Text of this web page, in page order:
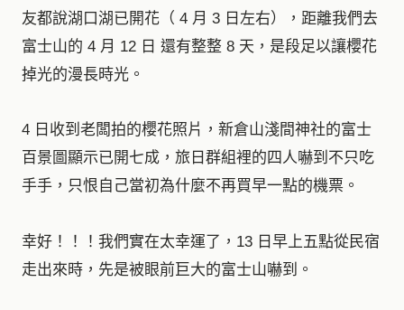
友都說湖口湖已開花（ 4 月 3 日左右），距離我們去
富士山的 4 月 12 日 還有整整 8 天，是段足以讓櫻花
掉光的漫長時光。
4 日收到老闆拍的櫻花照片，新倉山淺間神社的富士
百景圖顯示已開七成，旅日群組裡的四人嚇到不只吃
手手，只恨自己當初為什麼不再買早一點的機票。
幸好！！！我們實在太幸運了，13 日早上五點從民宿
走出來時，先是被眼前巨大的富士山嚇到。